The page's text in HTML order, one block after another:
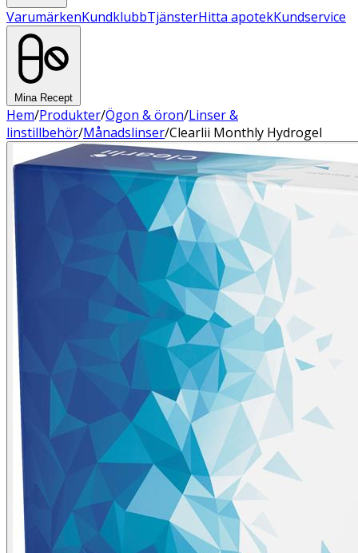
VarumärkenKundklubbTjänsterHitta apotekKundservice
Mina Recept
Hem/Produkter/Ögon & öron/Linser &
linstillbehör/Månadslinser/Clearlii Monthly Hydrogel